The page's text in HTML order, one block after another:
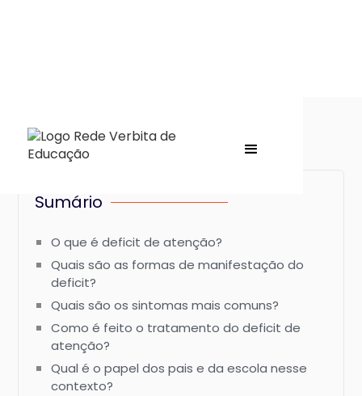
Sumário
O que é deficit de atenção?
Quais são as formas de manifestação do
deficit?
Quais são os sintomas mais comuns?
Como é feito o tratamento do deficit de
atenção?
Qual é o papel dos pais e da escola nesse
contexto?